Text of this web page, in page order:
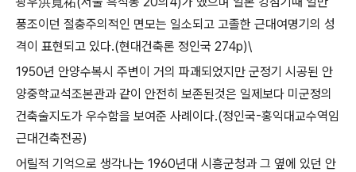
풍조이던 절충주의적인 면모는 일소되고 고졸한 근대여명기의 성
격이 표현되고 있다.(현대건축론 정인국 274p)\
1950년 안양수복시 주변이 거의 파괘되었지만 군정기 시공된 안
양중학교석조본관과 같이 안전히 보존된것은 일제보다 미군정의
건축술지도가 우수함을 보여준 사례이다.(정인국-홍익대교수역임
근대건축전공)
어릴적 기억으로 생각나는 1960년대 시흥군청과 그 옆에 있던 안